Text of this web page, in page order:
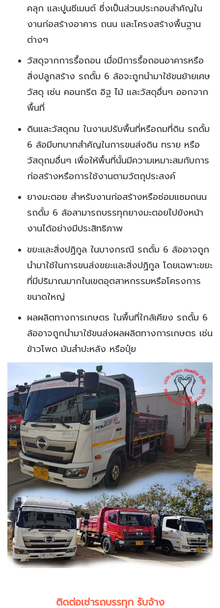
คลุก และปูนซีเมนต์ ซึ่งเป็นส่วนประกอบสำคัญใน
งานก่อสร้างอาคาร ถนน และโครงสร้างพื้นฐาน
ต่างๆ
วัสดุจากการรื้อถอน เมื่อมีการรื้อถอนอาคารหรือ
สิ่งปลูกสร้าง รถดั้ม 6 ล้อจะถูกนำมาใช้ขนย้ายเศษ
วัสดุ เช่น คอนกรีต อิฐ ไม้ และวัสดุอื่นๆ ออกจาก
พื้นที่
ดินและวัสดุถม ในงานปรับพื้นที่หรือถมที่ดิน รถดั้ม
6 ล้อมีบทบาทสำคัญในการขนส่งดิน ทราย หรือ
วัสดุถมอื่นๆ เพื่อให้พื้นที่นั้นมีความเหมาะสมกับการ
ก่อสร้างหรือการใช้งานตามวัตถุประสงค์
ยางมะตอย สำหรับงานก่อสร้างหรือซ่อมแซมถนน
รถดั้ม 6 ล้อสามารถบรรทุกยางมะตอยไปยังหน้า
งานได้อย่างมีประสิทธิภาพ
ขยะและสิ่งปฏิกูล ในบางกรณี รถดั้ม 6 ล้ออาจถูก
นำมาใช้ในการขนส่งขยะและสิ่งปฏิกูล โดยเฉพาะขยะ
ที่มีปริมาณมากในเขตอุตสาหกรรมหรือโครงการ
ขนาดใหญ่
ผลผลิตทางการเกษตร ในพื้นที่ใกล้เคียง รถดั้ม 6
ล้ออาจถูกนำมาใช้ขนส่งผลผลิตทางการเกษตร เช่น
ข้าวโพด มันสำปะหลัง หรือปุ๋ย
ติดต่อเช่ารถบรรทุก รับจ้าง